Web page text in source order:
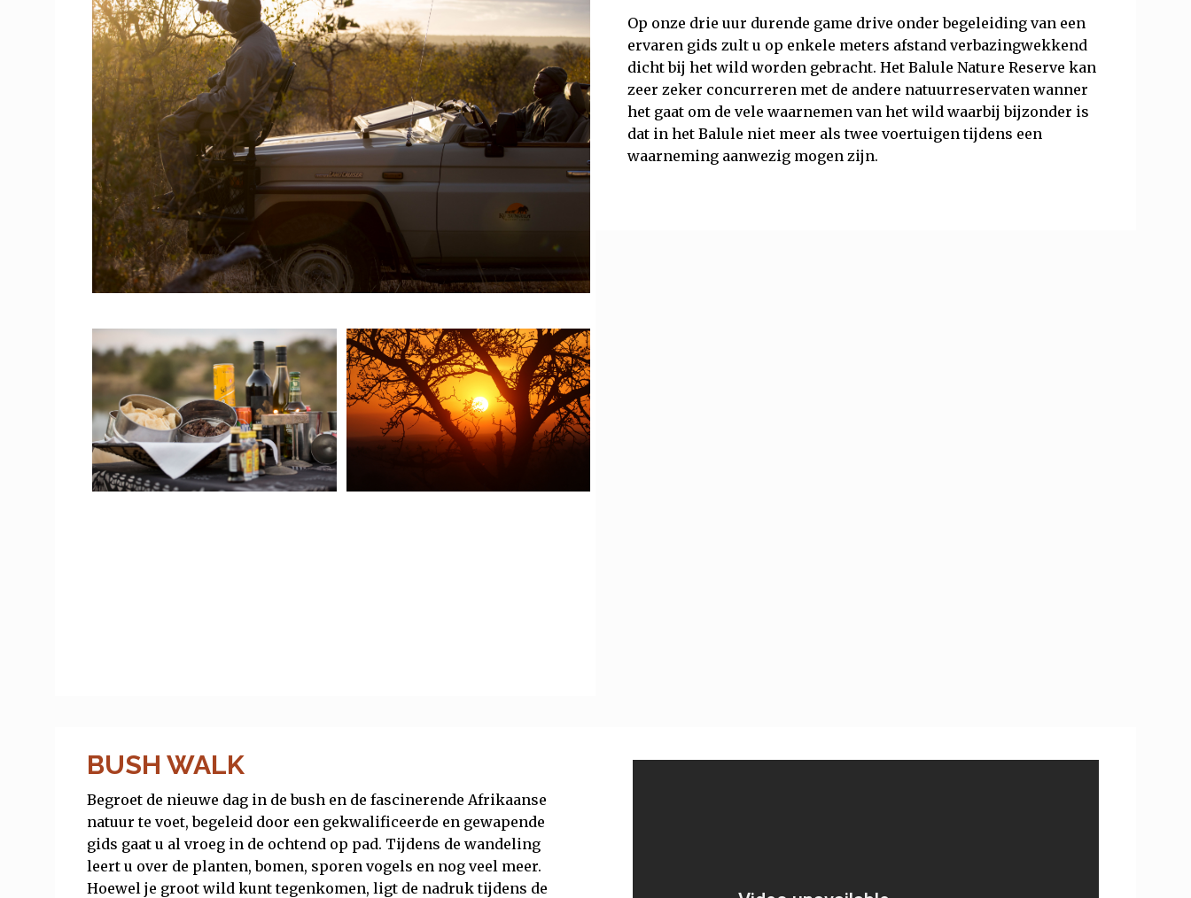
Op onze drie uur durende game drive onder begeleiding van een
ervaren gids zult u op enkele meters afstand verbazingwekkend
dicht bij het wild worden gebracht. Het Balule Nature Reserve kan
zeer zeker concurreren met de andere natuurreservaten wanner
het gaat om de vele waarnemen van het wild waarbij bijzonder is
dat in het Balule niet meer als twee voertuigen tijdens een
waarneming aanwezig mogen zijn.
BUSH WALK
Begroet de nieuwe dag in de bush en de fascinerende Afrikaanse
natuur te voet, begeleid door een gekwalificeerde en gewapende
gids gaat u al vroeg in de ochtend op pad. Tijdens de wandeling
leert u over de planten, bomen, sporen vogels en nog veel meer.
Hoewel je groot wild kunt tegenkomen, ligt de nadruk tijdens de